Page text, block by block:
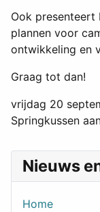
Nieuws
Home
Ook presenteert
plannen voor
ontwikkeling en
Graag tot dan!
vrijdag 20
Springkussen